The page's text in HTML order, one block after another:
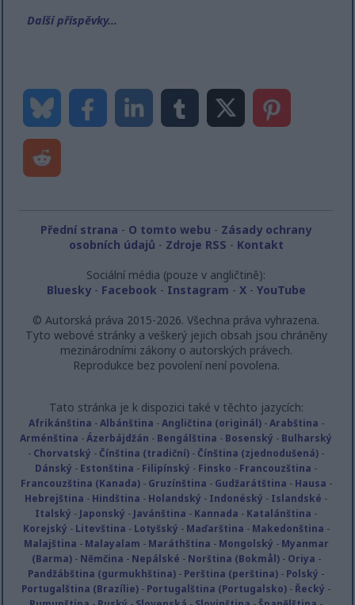
Další příspěvky...
Přední strana - O tomto webu - Zásady ochrany
osobních údajů - Zdroje RSS - Kontakt
Sociální média (pouze v angličtině):
Bluesky- Facebook - Instagram - X- YouTube
© Autorská práva 2015-2026. Všechna práva vyhrazena.
Tyto webové stránky a veškerý jejich obsah jsou chráněny
mezinárodními zákony o autorských právech.
Reprodukce bez povolení není povolena.
Tato stránka je k dispozici také v těchto jazycích:
Afrikánština -Albánština -Angličtina (originál)-Arabština -
Arménština -Ázerbájdžán - Bengálština - Bosenský - Bulharský
- Chorvatský - Čínština (tradiční) - Čínština (zjednodušená) -
Dánský - Estonština - Filipínský - Finsko - Francouzština -
Francouzština (Kanada)- Gruzínština - Gudžarátština - Hausa -
Hebrejština - Hindština - Holandský - Indonéský - Islandské -
Italský - Japonský - Javánština - Kannada - Katalánština -
Korejský - Litevština - Lotyšský - Maďarština - Makedonština -
Malajština - Malayalam - Maráthština - Mongolský - Myanmar
(Barma)- Němčina - Nepálské - Norština (Bokmål)- Oriya -
Pandžábština (gurmukhština) - Perština (perština) - Polský -
Portugalština (Brazílie) - Portugalština (Portugalsko) - Řecký -